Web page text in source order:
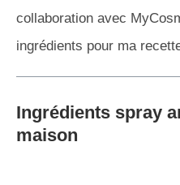
collaboration avec
ingrédients pour ma
Ingrédients spray
maison